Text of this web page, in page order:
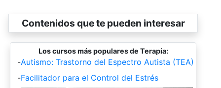
Contenidos que te pueden interesar
Los cursos más populares de Terapia:
-Autismo: Trastorno del Espectro Autista (TEA)
-Facilitador para el Control del Estrés